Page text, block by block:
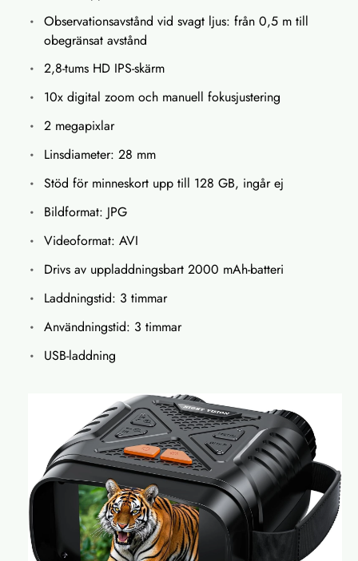
Observationsavstånd vid svagt ljus: från 0,5 m till
obegränsat avstånd
2,8-tums HD IPS-skärm
10x digital zoom och manuell fokusjustering
2 megapixlar
Linsdiameter: 28 mm
Stöd för minneskort upp till 128 GB, ingår ej
Bildformat: JPG
Videoformat: AVI
Drivs av uppladdningsbart 2000 mAh-batteri
Laddningstid: 3 timmar
Användningstid: 3 timmar
USB-laddning